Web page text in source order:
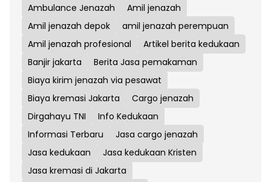
Ambulance Jenazah
Amil jenazah
Amil jenazah depok
amil jenazah perempuan
Amil jenazah profesional
Artikel berita kedukaan
Banjir jakarta
Berita Jasa pemakaman
Biaya kirim jenazah via pesawat
Biaya kremasi Jakarta
Cargo jenazah
Dirgahayu TNI
Info Kedukaan
Informasi Terbaru
Jasa cargo jenazah
Jasa kedukaan
Jasa kedukaan Kristen
Jasa kremasi di Jakarta